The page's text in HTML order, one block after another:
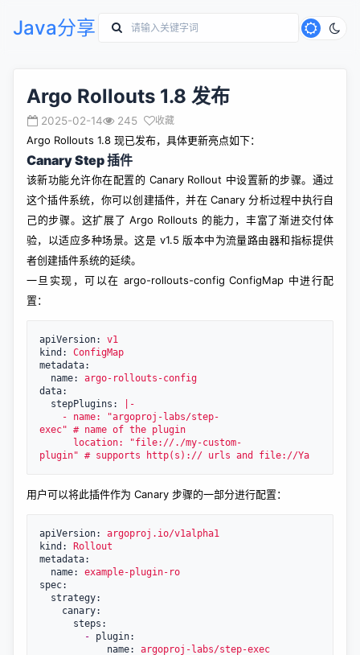
Java分享
Argo Rollouts 1.8 发布
2025-02-14 245 收藏
Argo Rollouts 1.8 现已发布，具体更新亮点如下：
Canary Step 插件
该新功能允许你在配置的 Canary Rollout 中设置新的步骤。通过
这个插件系统，你可以创建插件，并在 Canary 分析过程中执行自
己的步骤。这扩展了 Argo Rollouts 的能力，丰富了渐进交付体
验，以适应多种场景。这是 v1.5 版本中为流量路由器和指标提供
者创建插件系统的延续。
一旦实现，可以在 argo-rollouts-config ConfigMap 中进行配
置：
apiVersion: v1
kind: ConfigMap
metadata:
name: argo-rollouts-config
data:
stepPlugins:
|-
- name: "argoproj-labs/step-
exec" # name of the plugin
location: "file://./my-custom-
用户可以将此插件作为 Canary 步骤的一部分进行配置：
apiVersion: argoproj.io/v1alpha1
kind:
Rollout
metadata:
name: example-plugin-ro
spec:
strategy:
canary:
steps:
- plugin:
name: argoproj-labs/step-exec